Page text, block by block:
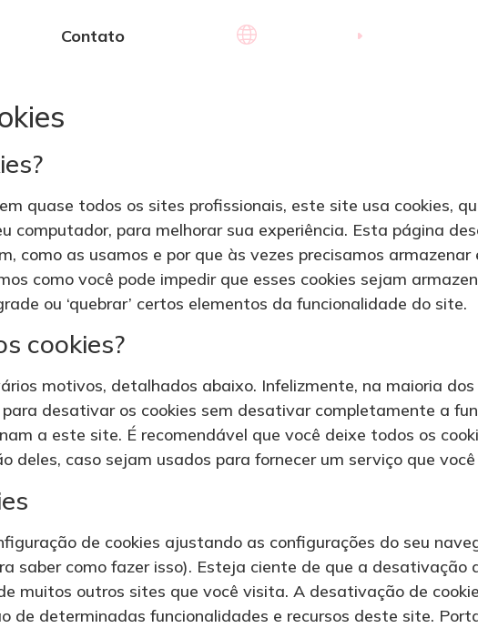
Contato
quase todos os sites profissionais, este site usa cookies,
computador, para melhorar sua experiência. Esta página
como as usamos e por que às vezes precisamos armazenar
como você pode impedir que esses cookies sejam
ou ‘quebrar’ certos elementos da funcionalidade do site.
cookies?
motivos, detalhados abaixo. Infelizmente, na maioria
desativar os cookies sem desativar completamente a
a este site. É recomendável que você deixe todos os
deles, caso sejam usados ​​para fornecer um serviço que você
de cookies ajustando as configurações do seu
saber como fazer isso). Esteja ciente de que a desativação
muitos outros sites que você visita. A desativação de
de determinadas funcionalidades e recursos deste site.